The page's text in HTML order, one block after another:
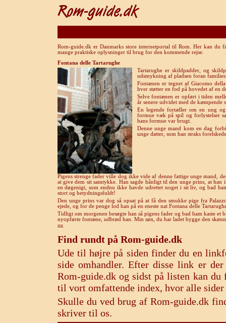
Rom-guide.dk er Danmarks store internetportal til Rom. Her kan du
mange praktiske oplysninger til brug for den kommende rejse.
Fontana delle Tartarughe
Tartarughe er skildpadder, og
udsmykning af pladsen foran families
Fontænen er tegnet af Giacomo
hver støtter en fod på hovedet af en
Selve fontænen er opført i tiden
år senere udvidet med de
En legende fortæller om en ung
formue væk på spil og forlystelser
hans formue var brugt.
Denne unge mand kom en dag
unge datter, som han straks
Pigens strenge fader ville dog ikke vide af denne fattige unge mand,
at give dem sit samtykke. Han sagde hånligt til den unge prins, at
en døgenigt, som endnu ikke havde udrettet noget i sit liv, og bad
stort og betydningsfuldt!
Den unge prins var dog så opsat på at få den smukke pige fra
ejede, og for de penge lod han på en eneste nat Fontana delle
Tidligt om morgenen besøgte han så pigens fader og bad ham kaste et
nyopførte fontæne, udbrød han. Min søn, du har ladet bygge den
HK
Find rundt på Rom-guide.dk
Ude til højre på siden finder du en
side omhandler. Efter disse link er
Rom-guide.dk og sidst på listen kan
til vort omfattende index, hvor alle
Skulle du ved brug af Rom-guide.dk
skriver til os.